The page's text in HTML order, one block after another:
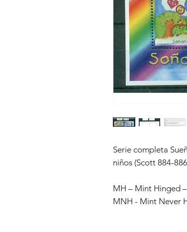
Serie completa
niños (Scott 884-
MH – Mint Hinged
MNH - Mint Never